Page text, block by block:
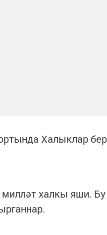
Халыклар
милләт халкы яши.